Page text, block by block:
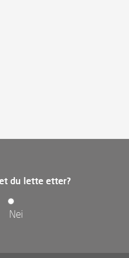
du lette etter?
Nei